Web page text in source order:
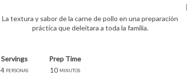
La textura y sabor de la carne de pollo en una preparación
práctica que deleitara a toda la familia.
Servings
Prep Time
4 personas 10 minutos